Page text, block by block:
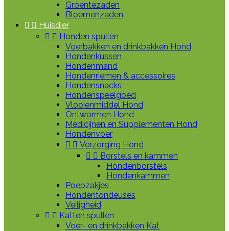
Groentezaden
Bloemenzaden
  Huisdier
  Honden spullen
Voerbakken en drinkbakken Hond
Hondenkussen
Hondenmand
Hondenriemen & accessoires
Hondensnacks
Hondenspeelgoed
Vlooienmiddel Hond
Ontwormen Hond
Medicijnen en Supplementen Hond
Hondenvoer
  Verzorging Hond
  Borstels en kammen
Hondenborstels
Hondenkammen
Poepzakjes
Hondentondeuses
Veiligheid
  Katten spullen
Voer- en drinkbakken Kat